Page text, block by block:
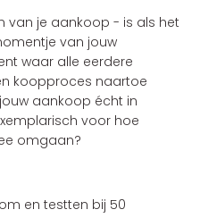
van je aankoop - is als het
van jouw
waar alle eerdere
koopproces naartoe
aankoop écht in
voor hoe
omgaan?
en testten bij 50